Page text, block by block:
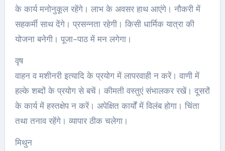
के कार्य मनोनुकूल रहेंगे। लाभ के अवसर हाथ आएंगे। नौकरी में
सहकर्मी साथ देंगे। प्रसन्नता रहेगी। किसी धार्मिक यात्रा की
योजना बनेगी। पूजा-पाठ में मन लगेगा।
वृष
वाहन व मशीनरी इत्यादि के प्रयोग में लापरवाही न करें। वाणी में
हल्के शब्दों के प्रयोग से बचें। कीमती वस्तुएं संभालकर रखें। दूसरों
के कार्य में हस्तक्षेप न करें। अपेक्षित कार्यों में विलंब होगा। चिंता
तथा तनाव रहेंगे। व्यापार ठीक चलेगा।
मिथुन